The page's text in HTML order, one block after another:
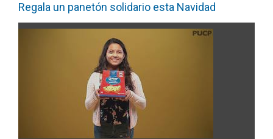
Regala un panetón solidario esta Navidad